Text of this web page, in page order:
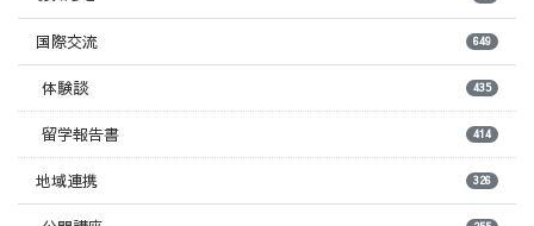
国際交流 649
体験談 435
留学報告書 414
地域連携 326